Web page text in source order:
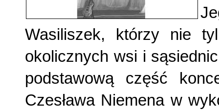
Wasiliszek, którzy nie
okolicznych wsi i
podstawową część
Czesława Niemena w